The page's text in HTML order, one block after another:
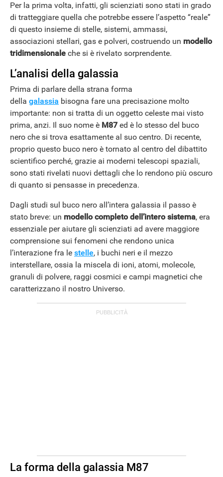
Per la prima volta, infatti, gli scienziati sono stati in grado
di tratteggiare quella che potrebbe essere l’aspetto “reale”
di questo insieme di stelle, sistemi, ammassi,
associazioni stellari, gas e polveri, costruendo un modello
tridimensionale che si è rivelato sorprendente.
L’analisi della galassia
Prima di parlare della strana forma
della galassia bisogna fare una precisazione molto
importante: non si tratta di un oggetto celeste mai visto
prima, anzi. Il suo nome è M87 ed è lo stesso del buco
nero che si trova esattamente al suo centro. Di recente,
proprio questo buco nero è tornato al centro del dibattito
scientifico perché, grazie ai moderni telescopi spaziali,
sono stati rivelati nuovi dettagli che lo rendono più oscuro
di quanto si pensasse in precedenza.
Dagli studi sul buco nero all’intera galassia il passo è
stato breve: un modello completo dell’intero sistema, era
essenziale per aiutare gli scienziati ad avere maggiore
comprensione sui fenomeni che rendono unica
l’interazione fra le stelle, i buchi neri e il mezzo
interstellare, ossia la miscela di ioni, atomi, molecole,
granuli di polvere, raggi cosmici e campi magnetici che
caratterizzano il nostro Universo.
La forma della galassia M87